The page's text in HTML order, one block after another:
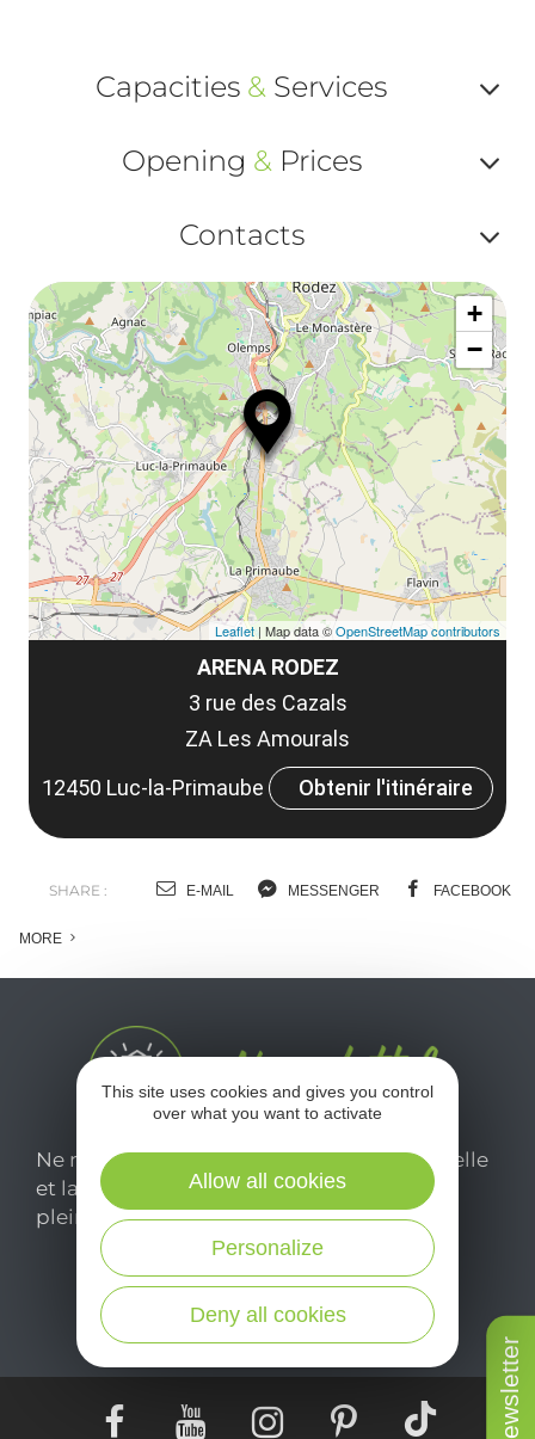
Newsletter
Capacities & Services
ou
Opening &Prices
ou
et
Contacts
ou
ARENA RODEZ
3 rue des Cazals
ZA Les Amourals
12450 Luc-la-Primaube
Obtenir l'itinéraire
+
−
Leaflet| Map data ©OpenStreetMap contributors
SHARE : E-MAIL MESSENGER FACEBOOK
MORE
Ne manquez pas notre newsletter mensuelle
et laissez-vous inspirer pour profiter
pleinement de votre séjour en Aveyron.
Je m'abonne ici
This site uses cookies and gives you control
over what you want to activate
Deny all cookies
Personalize
Allow all cookies